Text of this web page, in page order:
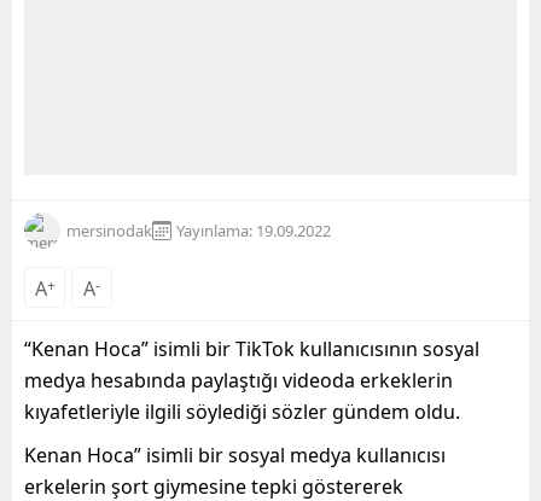
mersinodak Yayınlama: 19.09.2022
A+ A-
“Kenan Hoca” isimli bir TikTok kullanıcısının sosyal
medya hesabında paylaştığı videoda erkeklerin
kıyafetleriyle ilgili söylediği sözler gündem oldu.
Kenan Hoca” isimli bir sosyal medya kullanıcısı
erkelerin şort giymesine tepki göstererek